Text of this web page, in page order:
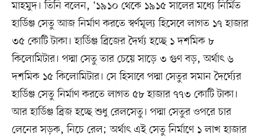
মাহমুদ। তিনি বলেন, ‘১৯১০ থেকে ১৯১৫ সালের মধ্যে নির্মিত
হার্ডিঞ্জ সেতু আজ নির্মাণ করতে স্বর্ণমূল্য হিসেবে লাগত ১৭ হাজার
৩৫ কোটি টাকা। হার্ডিঞ্জ ব্রিজের দৈর্ঘ্য হচ্ছে ১ দশমিক ৮
কিলোমিটার। পদ্মা সেতু তার চেয়ে সাড়ে ৩ গুণ বড়, অর্থাৎ ৬
দশমিক ১৫ কিলোমিটার। সে হিসাবে পদ্মা সেতুর সমান দৈর্ঘ্যের
হার্ডিঞ্জ সেতু নির্মাণ করতে লাগত ৫৮ হাজার ৭৭৩ কোটি টাকা।
আর হার্ডিঞ্জ ব্রিজ হচ্ছে শুধু রেলসেতু। পদ্মা সেতুর ওপরে চার
লেনের সড়ক, নিচে রেল; অর্থাৎ এই সেতু নির্মাণে ১ লাখ হাজার